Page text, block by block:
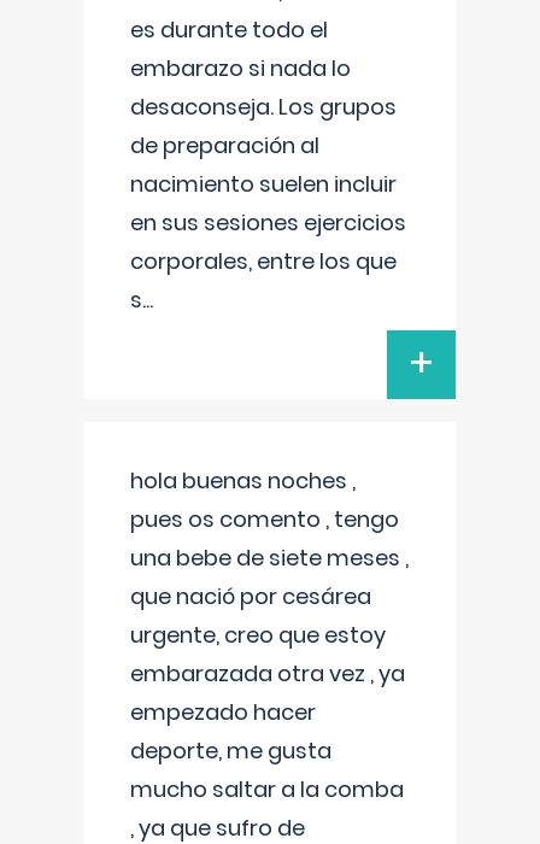
es durante todo el
embarazo si nada lo
desaconseja. Los grupos
de preparación al
nacimiento suelen incluir
en sus sesiones ejercicios
corporales, entre los que
s...
+
hola buenas noches ,
pues os comento , tengo
una bebe de siete meses ,
que nació por cesárea
urgente, creo que estoy
embarazada otra vez , ya
empezado hacer
deporte, me gusta
mucho saltar a la comba
, ya que sufro de